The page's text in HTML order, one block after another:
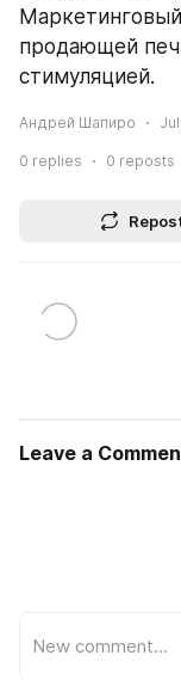
продающей
стимуляцией.
Андрей Шапиро
0 replies 0 reposts
Leave a